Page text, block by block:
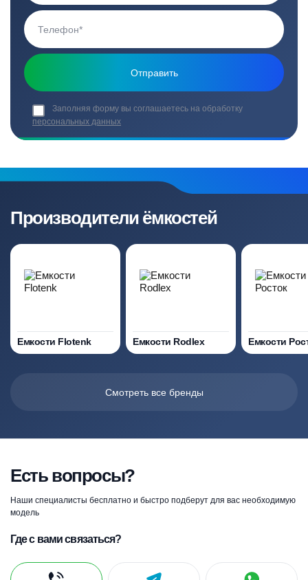
Заполняя форму вы соглашаетесь на обработку
персональных данных
Производители ёмкостей
Емкости Flotenk Емкости Rodlex Емкости
Смотреть все бренды
Есть вопросы?
Наши специалисты бесплатно и быстро подберут для вас необходимую
модель
Где с вами связаться?